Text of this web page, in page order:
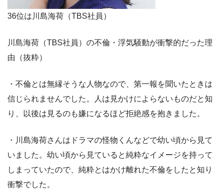
36位は川島海荷（TBS社員）
川島海荷（TBS社員）の不倫・浮気騒動が衝撃的だった理
由（抜粋）
・不倫とは無縁そうな人物なので、第一報を聞いたときは
信じられませんでした。人は見かけによらないものだと知
り、以後は見るのも嫌になるほど拒絶感を抱きました。
・川島海荷さんはドラマの怪物くんなどで幼い頃から見て
いました。幼い頃から見ていると純粋なイメージを持って
しまっていたので、純粋とはかけ離れた不倫をしたと知り
衝撃でした。